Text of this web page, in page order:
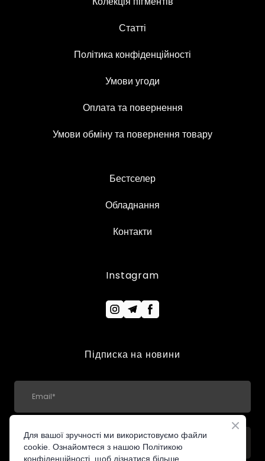
Статті
Політика конфіденційності
Умови угоди
Оплата та повернення
Умови обміну та повернення товару
Бестселер
Обладнання
Контакти
Instagram
Підписка на новини
ПІДПИСАТИСЯ
Для вашої зручності ми використовуємо файли
cookie. Ознайомтеся з нашою Політикою
конфіденційності, щоб дізнатися більше.